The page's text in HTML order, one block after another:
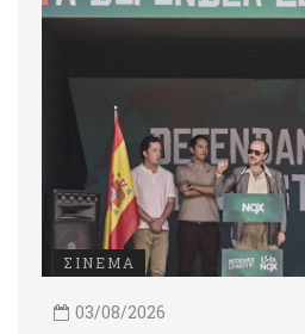
ΣΙΝΕΜΑ
03/08/2026